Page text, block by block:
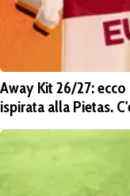
Away Kit 26/27:
ispirata alla Pietas.